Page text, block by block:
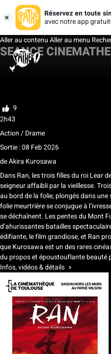
Réservez en toute
avec notre app
Aller au contenuAller au menu
SEANCE
Ma liste
9
2h43
Action / Drame
Sortie : 08 Feb 2026
deAkira Kurosawa
Dans Ran, les trois filles du roi Lear
seigneur affaibli par la vieillesse.
au bord de la folie, plongés dans
folie meurtrière se conjugue à
se déchaînent. Les pentes du Mont
d’ahurissantes batailles
édifiante, le film grandiose, et Ran
que Kurosawa est un des rares
du propos et époustouflante beauté
Infos, vidéos & détails